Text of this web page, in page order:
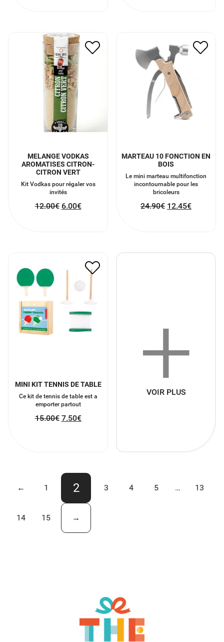
CITRON VERT
12.00€ 6.00€
MELANGE VODKAS
AROMATISES CITRON-
CITRON VERT
Kit Vodkas pour régaler vos
invités
12.00€ 6.00€
12.45
MARTEAU 10 FONCTION EN
BOIS
Le mini marteau multifonction
incontournable pour les
bricoleurs
24.90€ 12.45€
MINI KIT TENNIS DE TABLE
Ce kit de tennis de table est a
emporter partout
15.00€ 7.50€
+
VOIR PLUS
← 1 2 3 4 5 … 13
14 15 →